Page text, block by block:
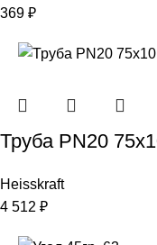
369 ₽
Труба PN20
Heisskraft
4 512 ₽